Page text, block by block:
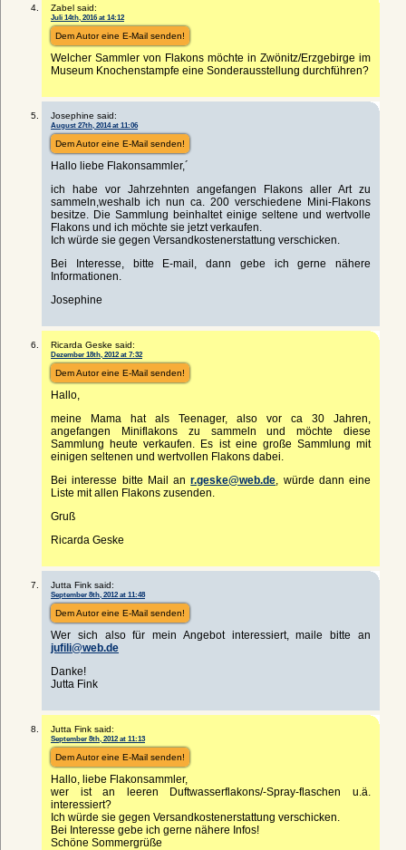
Zabel said:
Juli 14th, 2016 at 14:12
Dem Autor eine E-Mail senden!
Welcher Sammler von Flakons möchte in Zwönitz/Erzgebirge im
Museum Knochenstampfe eine Sonderausstellung durchführen?
Josephine said:
August 27th, 2014 at 11:06
Dem Autor eine E-Mail senden!
Hallo liebe Flakonsammler,´
ich habe vor Jahrzehnten angefangen Flakons aller Art zu
sammeln,weshalb ich nun ca. 200 verschiedene Mini-Flakons
besitze. Die Sammlung beinhaltet einige seltene und wertvolle
Flakons und ich möchte sie jetzt verkaufen.
Ich würde sie gegen Versandkostenerstattung verschicken.
Bei Interesse, bitte E-mail, dann gebe ich gerne nähere
Informationen.
Josephine
Ricarda Geske said:
Dezember 18th, 2012 at 7:32
Dem Autor eine E-Mail senden!
Hallo,
meine Mama hat als Teenager, also vor ca 30 Jahren,
angefangen Miniflakons zu sammeln und möchte diese
Sammlung heute verkaufen. Es ist eine große Sammlung mit
einigen seltenen und wertvollen Flakons dabei.
Bei interesse bitte Mail anr.geske@web.de , würde dann eine
Liste mit allen Flakons zusenden.
Gruß
Ricarda Geske
Jutta Fink said:
September 8th, 2012 at 11:48
Dem Autor eine E-Mail senden!
Wer sich also für mein Angebot interessiert, maile bitte an
jufili@web.de
Danke!
Jutta Fink
Jutta Fink said:
September 8th, 2012 at 11:13
Dem Autor eine E-Mail senden!
Hallo, liebe Flakonsammler,
wer ist an leeren Duftwasserflakons/-Spray-flaschen u.ä.
interessiert?
Ich würde sie gegen Versandkostenerstattung verschicken.
Bei Interesse gebe ich gerne nähere Infos!
Schöne Sommergrüße